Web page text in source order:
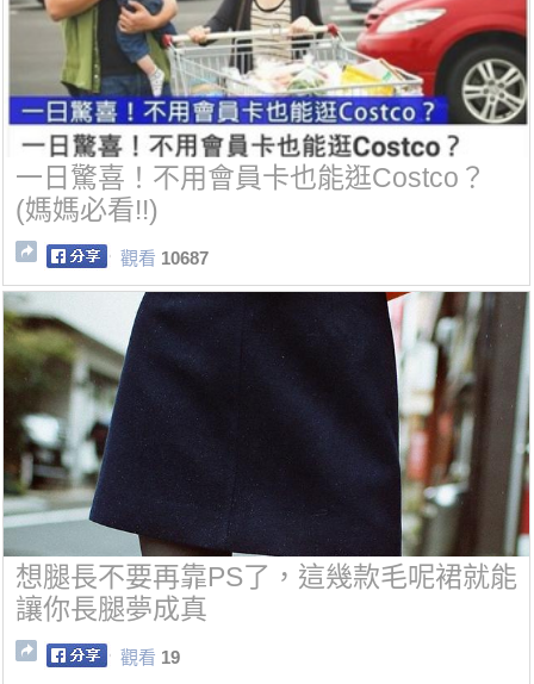
一日驚喜！不用會員卡也能逛Costco？
(媽媽必看!!)
觀看 10687
想腿長不要再靠PS了，這幾款毛呢裙就能
讓你長腿夢成真
觀看 19